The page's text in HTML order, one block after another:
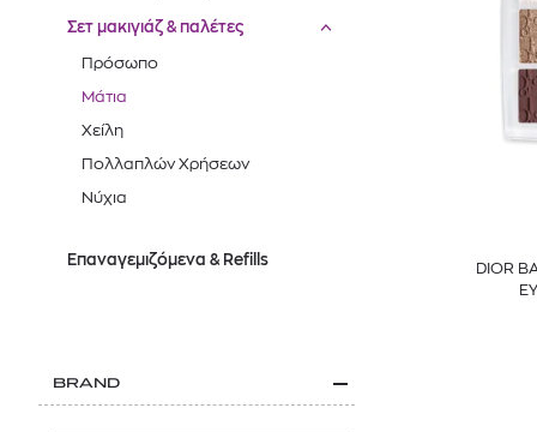
Σετ μακιγιάζ & παλέτες
Πρόσωπο
Μάτια
Χείλη
Πολλαπλών Χρήσεων
Νύχια
Επαναγεμιζόμενα & Refills
BRAND
DIOR